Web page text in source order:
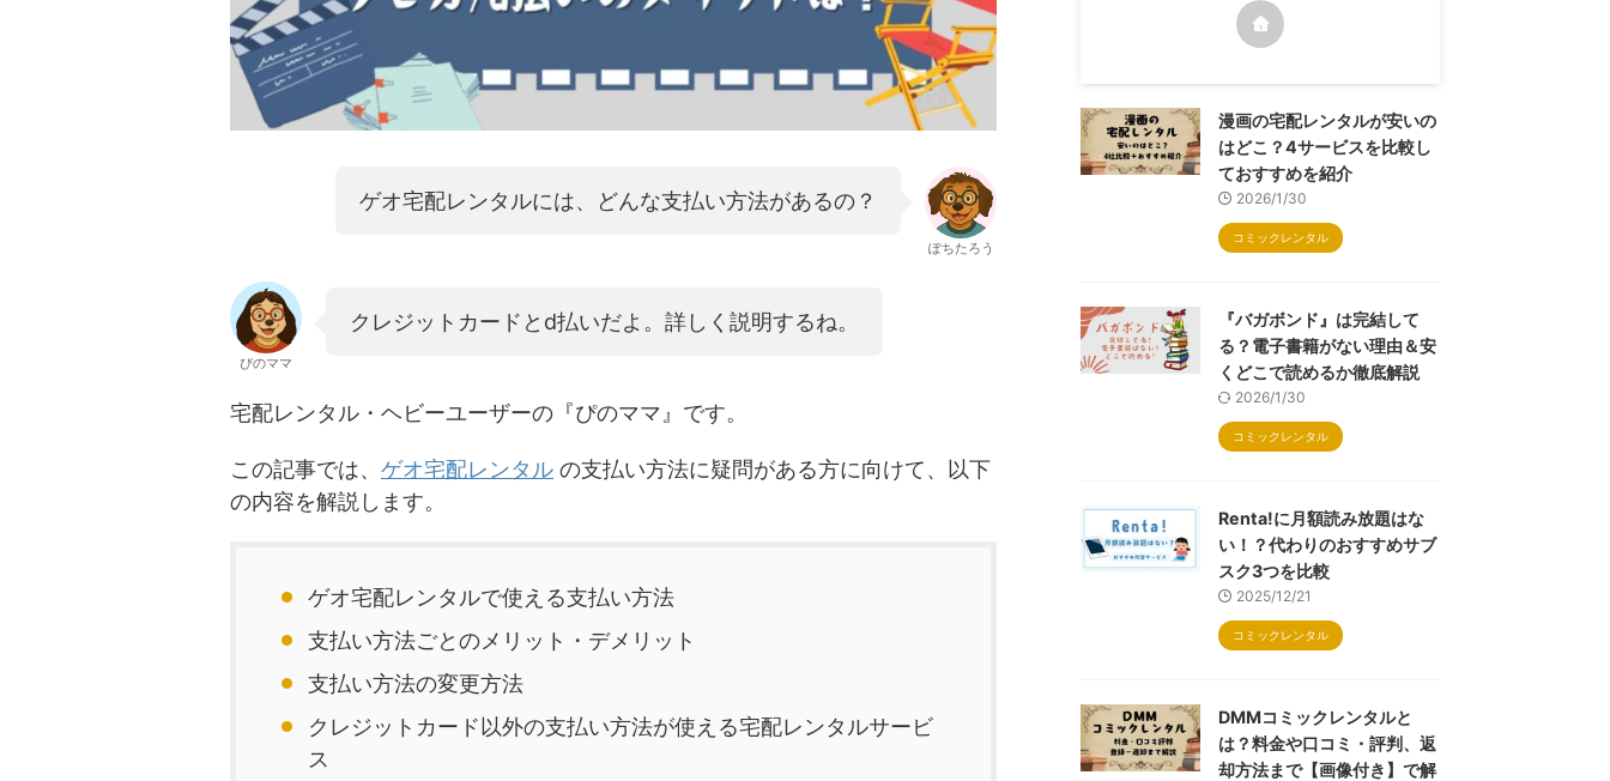
ゲオ宅配レンタルには、どんな支払い方法があるの？
ぽちたろう
ぴのママ
クレジットカードとd払いだよ。詳しく説明するね。
宅配レンタル・ヘビーユーザーの『ぴのママ』です。
この記事では、 ゲオ宅配レンタル の支払い方法に疑問がある方に向けて、以下
の内容を解説します。
ゲオ宅配レンタルで使える支払い方法
支払い方法ごとのメリット・デメリット
支払い方法の変更方法
クレジットカード以外の支払い方法が使える宅配レンタルサービ
ス
漫画の宅配レンタルが安いの
はどこ？4サービスを比較し
ておすすめを紹介
2026/1/30
コミックレンタル
『バガボンド』は完結して
る？電子書籍がない理由＆安
くどこで読めるか徹底解説
2026/1/30
コミックレンタル
Renta!に月額読み放題はな
い！？代わりのおすすめサブ
スク3つを比較
2025/12/21
コミックレンタル
DMMコミックレンタルと
は？料金や口コミ・評判、返
却方法まで【画像付き】で解